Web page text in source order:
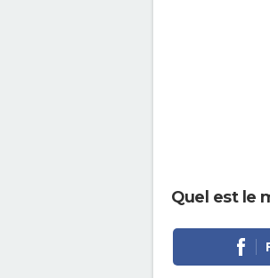
Quel est le